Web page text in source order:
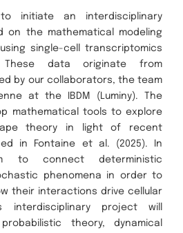
initiate an interdisciplinary
on the mathematical modeling
single-cell transcriptomics
These data originate from
by our collaborators, the team
at the IBDM (Luminy). The
mathematical tools to explore
theory in light of recent
in Fontaine et al. (2025). In
to connect deterministic
phenomena in order to
their interactions drive cellular
interdisciplinary project will
theory, dynamical